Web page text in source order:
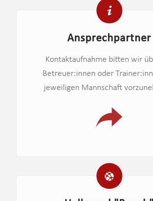
Ansprechpartner
Kontaktaufnahme bitten wir
Betreuer:innen oder
jeweiligen Mannschaft